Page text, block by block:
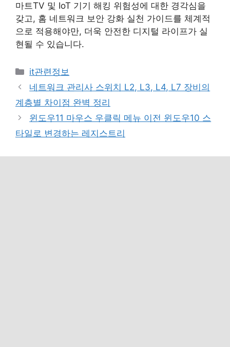
마트TV 및 IoT 기기 해킹 위험성에 대한 경각심을
갖고, 홈 네트워크 보안 강화 실천 가이드를 체계적
으로 적용해야만, 더욱 안전한 디지털 라이프가 실
현될 수 있습니다.
카
테
고
리
it관련정보
네트워크 관리사 스위치 L2, L3, L4, L7 장비의
계층별 차이점 완벽 정리
윈도우11 마우스 우클릭 메뉴 이전 윈도우10 스
타일로 변경하는 레지스트리